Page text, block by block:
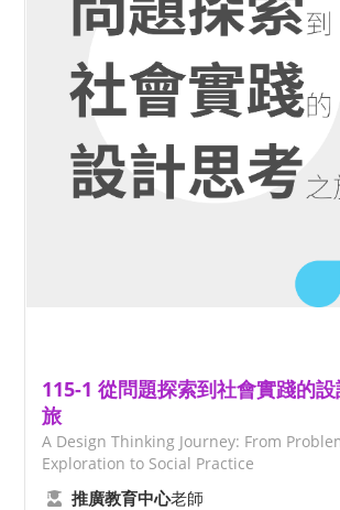
115-1 從問題探索到社會實踐的
旅
A Design Thinking Journey: From
Exploration to Social Practice
推廣教育中心老師